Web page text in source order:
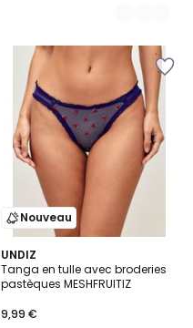
Nouveau
UNDIZ
Tanga en tulle avec broderies
pastèques MESHFRUITIZ
9,99 €